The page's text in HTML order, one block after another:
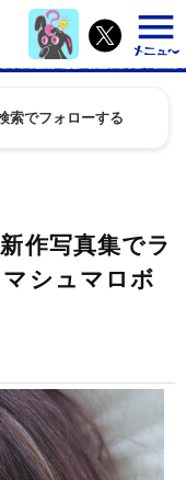
索でフォローする
作写真集でラ
シュマロボ